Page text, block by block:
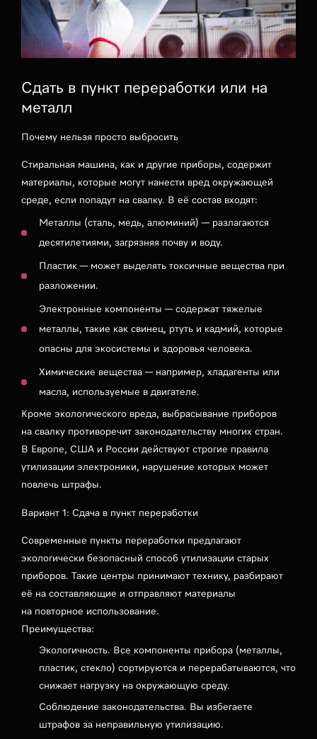
Сдать в пункт переработки или на
металл
Почему нельзя просто выбросить
Стиральная машина, как и другие приборы, содержит
материалы, которые могут нанести вред окружающей
среде, если попадут на свалку. В её состав входят:
Металлы (сталь, медь, алюминий) — разлагаются
десятилетиями, загрязняя почву и воду.
Пластик — может выделять токсичные вещества при
разложении.
Электронные компоненты — содержат тяжелые
металлы, такие как свинец, ртуть и кадмий, которые
опасны для экосистемы и здоровья человека.
Химические вещества — например, хладагенты или
масла, используемые в двигателе.
Кроме экологического вреда, выбрасывание приборов
на свалку противоречит законодательству многих стран.
В Европе, США и России действуют строгие правила
утилизации электроники, нарушение которых может
повлечь штрафы.
Вариант 1: Сдача в пункт переработки
Современные пункты переработки предлагают
экологически безопасный способ утилизации старых
приборов. Такие центры принимают технику, разбирают
её на составляющие и отправляют материалы
на повторное использование.
Преимущества:
Экологичность. Все компоненты прибора (металлы,
пластик, стекло) сортируются и перерабатываются, что
снижает нагрузку на окружающую среду.
Соблюдение законодательства. Вы избегаете
штрафов за неправильную утилизацию.